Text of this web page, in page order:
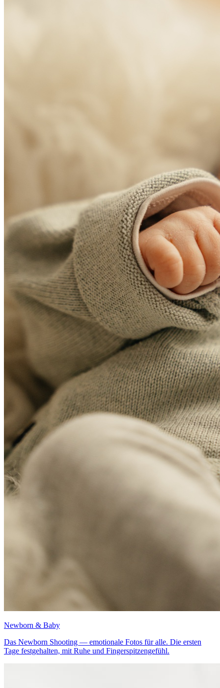
Newborn & Baby
Das Newborn Shooting — emotionale Fotos für alle. Die ersten
Tage festgehalten, mit Ruhe und Fingerspitzengefühl.